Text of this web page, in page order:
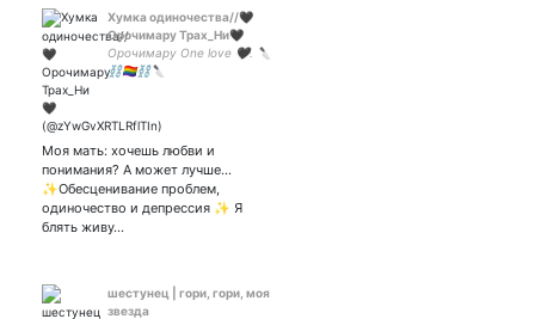
Хумка одиночества//🖤
Орочимару Трах_Ни🖤
Орочимару One love 🖤. 🔪
⛓️🏳️‍🌈⛓️🔪
Моя мать: хочешь любви и
понимания? А может лучше...
✨Обесценивание проблем,
одиночество и депрессия ✨ Я
блять живу…
шестунец | гори, гори, моя
звезда